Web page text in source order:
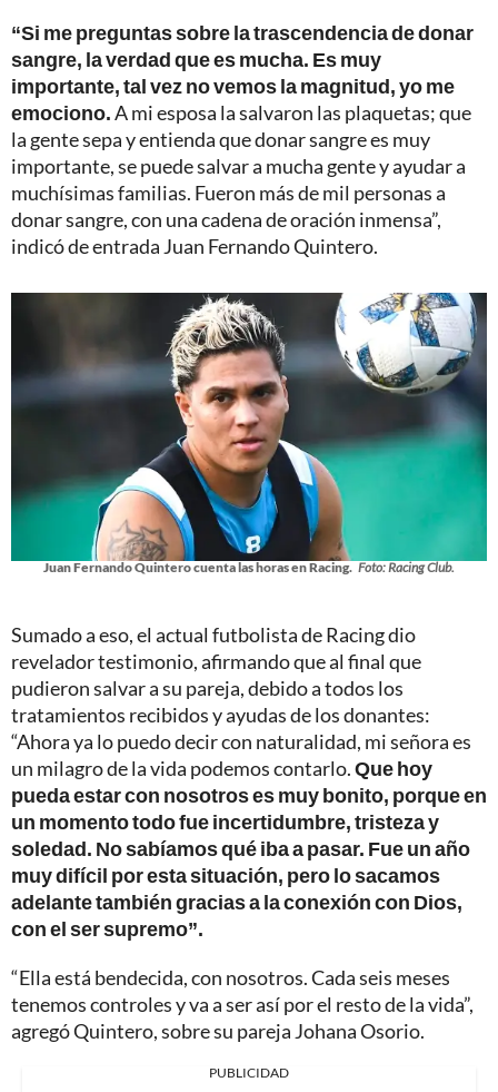
“Si me preguntas sobre la trascendencia de donar
sangre, la verdad que es mucha. Es muy
importante, tal vez no vemos la magnitud, yo me
emociono.A mi esposa la salvaron las plaquetas; que
la gente sepa y entienda que donar sangre es muy
importante, se puede salvar a mucha gente y ayudar a
muchísimas familias. Fueron más de mil personas a
donar sangre, con una cadena de oración inmensa”,
indicó de entrada Juan Fernando Quintero.
Juan Fernando Quintero cuenta las horas en Racing. Foto: Racing Club.
Sumado a eso, el actual futbolista de Racing dio
revelador testimonio, afirmando que al final que
pudieron salvar a su pareja, debido a todos los
tratamientos recibidos y ayudas de los donantes:
“Ahora ya lo puedo decir con naturalidad, mi señora es
un milagro de la vida podemos contarlo.Que hoy
pueda estar con nosotros es muy bonito, porque en
un momento todo fue incertidumbre, tristeza y
soledad. No sabíamos qué iba a pasar. Fue un año
muy difícil por esta situación, pero lo sacamos
adelante también gracias a la conexión con Dios,
con el ser supremo”.
“Ella está bendecida, con nosotros. Cada seis meses
tenemos controles y va a ser así por el resto de la vida”,
agregó Quintero, sobre su pareja Johana Osorio.
PUBLICIDAD